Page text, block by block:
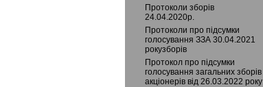
Протоколи зборів
24.04.2020р.
Протоколи про підсумки
голосування ЗЗА 30.04.2021
рокузборів
Протокол про підсумки
голосування загальних зборів
акціонерів від 26.03.2022 року